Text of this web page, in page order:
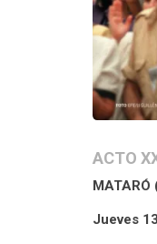
ACTO
MATARÓ
Jueves